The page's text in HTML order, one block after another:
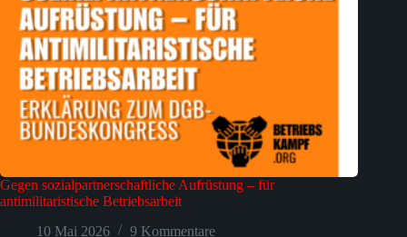
Gegen sozialpartnerschaftliche Aufrüstung – für
antimilitaristische Betriebsarbeit
10 Mai 2026
9 Kommentare